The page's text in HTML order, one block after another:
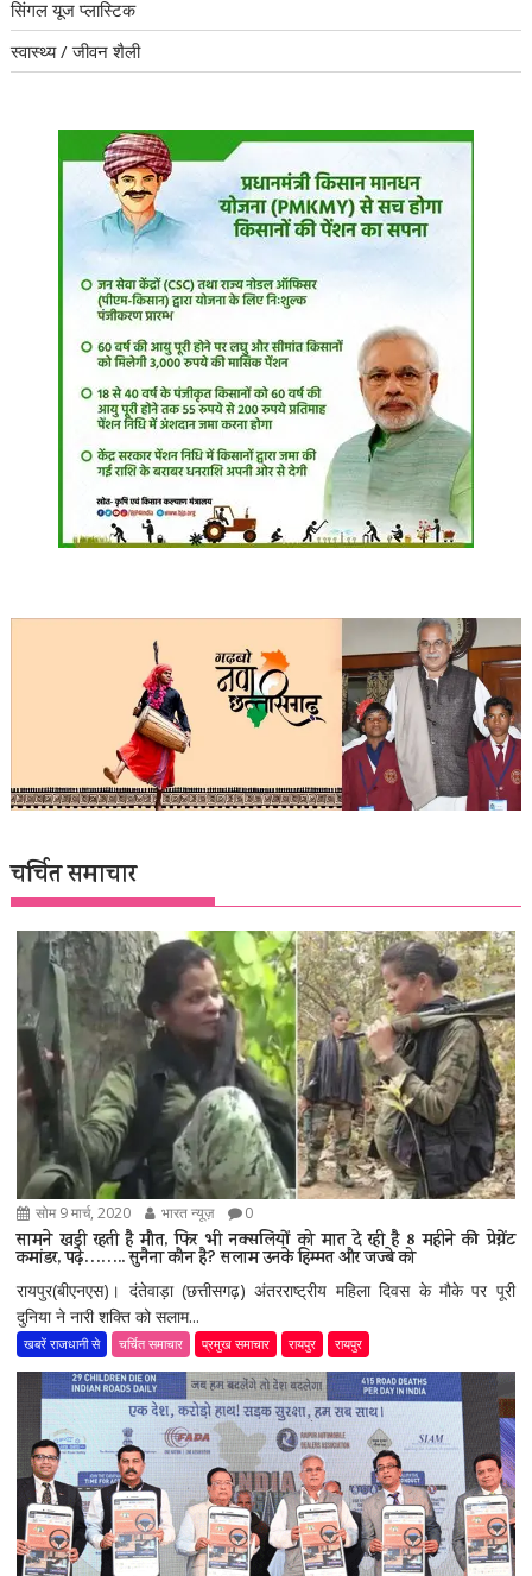
सिंगल यूज प्लास्टिक
स्वास्थ्य / जीवन शैली
चर्चित समाचार
सोम 9 मार्च, 2020 भारत न्यूज़ 0
सामने खड़ी रहती है मौत, फिर भी नक्सलियों को मात दे रही है 8 महीने की प्रेग्नेंट
कमांडर, पढ़े…….. सुनैना कौन है? सलाम उनके हिम्मत और जज्बे को
रायपुर(बीएनएस)। दंतेवाड़ा (छत्तीसगढ़) अंतरराष्ट्रीय महिला दिवस के मौके पर पूरी
दुनिया ने नारी शक्ति को सलाम...
खबरें राजधानी से चर्चित समाचार प्रमुख समाचार रायपुर रायपुर